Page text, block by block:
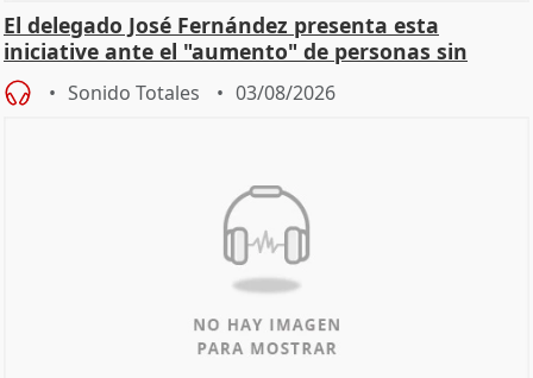
El delegado José Fernández presenta esta
iniciative ante el "aumento" de personas sin
hogar en Madri
Sonido Totales 03/08/2026